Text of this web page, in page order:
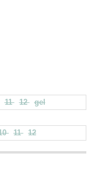
11 12 gel
11 12